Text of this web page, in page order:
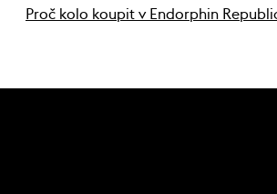
Proč kolo koupit v Endorphin